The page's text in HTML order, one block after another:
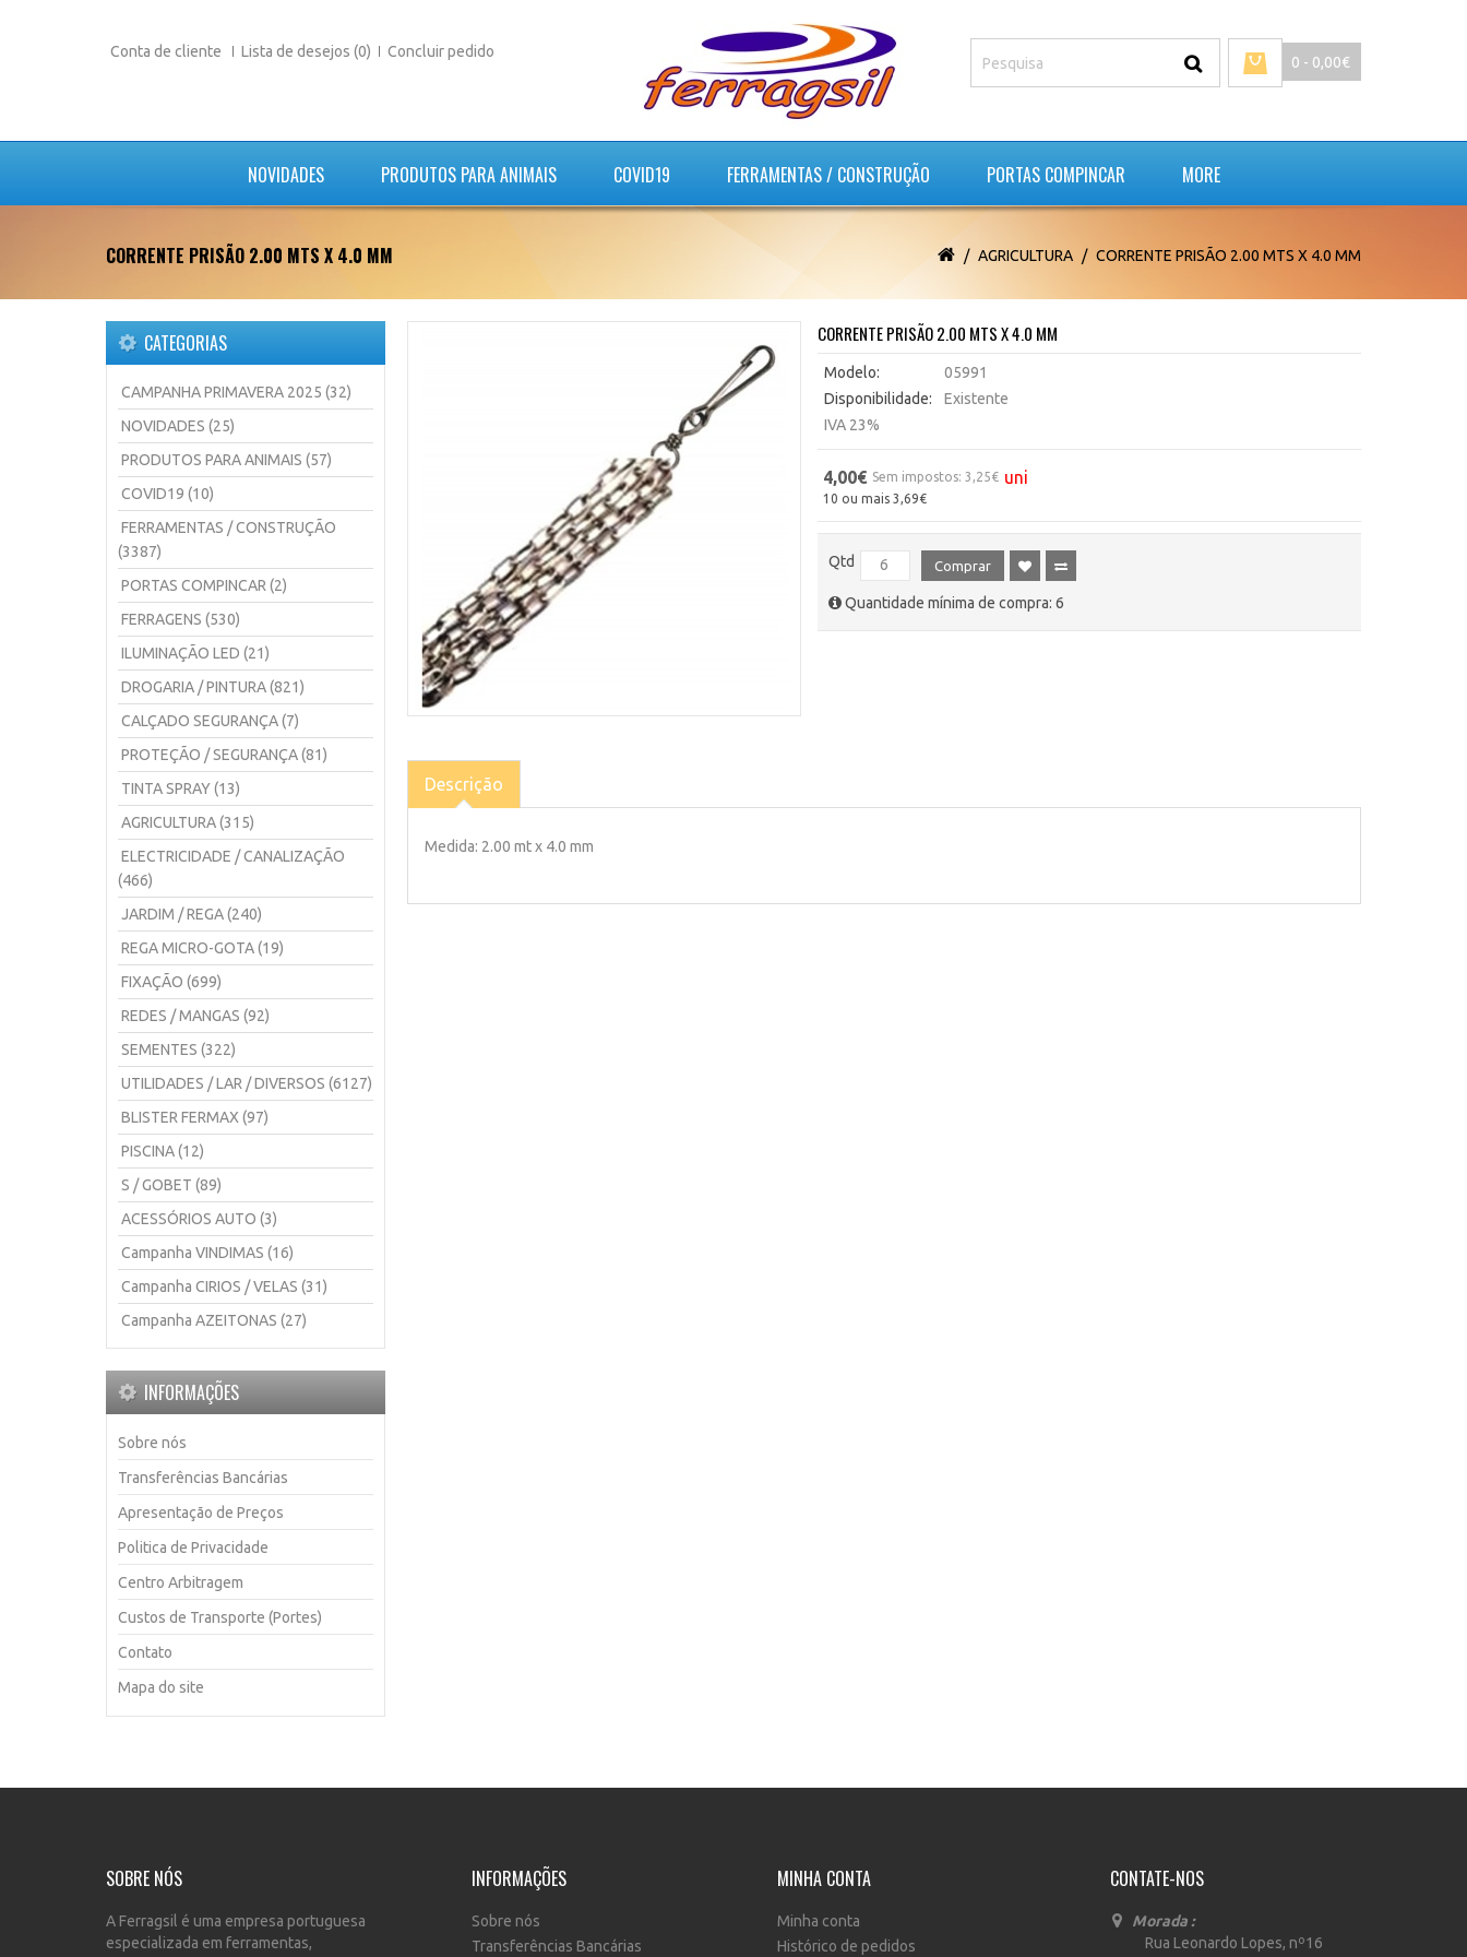
Conta de cliente Lista de desejos (0) Concluir pedido
0 - 0,00€
NOVIDADES PRODUTOS PARA ANIMAIS COVID19 FERRAMENTAS / CONSTRUÇÃO PORTAS COMPINCAR MORE
CORRENTE PRISÃO 2.00 MTS X 4.0 MM AGRICULTURA CORRENTE PRISÃO 2.00 MTS X 4.0 MM
CATEGORIAS
CAMPANHA PRIMAVERA 2025 (32)
NOVIDADES (25)
PRODUTOS PARA ANIMAIS (57)
COVID19 (10)
FERRAMENTAS / CONSTRUÇÃO
(3387)
PORTAS COMPINCAR (2)
FERRAGENS (530)
ILUMINAÇÃO LED (21)
DROGARIA / PINTURA (821)
CALÇADO SEGURANÇA (7)
PROTEÇÃO / SEGURANÇA (81)
TINTA SPRAY (13)
AGRICULTURA (315)
ELECTRICIDADE / CANALIZAÇÃO
(466)
JARDIM / REGA (240)
REGA MICRO-GOTA (19)
FIXAÇÃO (699)
REDES / MANGAS (92)
SEMENTES (322)
UTILIDADES / LAR / DIVERSOS (6127)
BLISTER FERMAX (97)
PISCINA (12)
S / GOBET (89)
ACESSÓRIOS AUTO (3)
Campanha VINDIMAS (16)
Campanha CIRIOS / VELAS (31)
Campanha AZEITONAS (27)
INFORMAÇÕES
Sobre nós
Transferências Bancárias
Apresentação de Preços
Politica de Privacidade
Centro Arbitragem
Custos de Transporte (Portes)
Contato
Mapa do site
CORRENTE PRISÃO 2.00 MTS X 4.0 MM
Modelo:
05991
Disponibilidade:
Existente
IVA 23%
4,00€ Sem impostos: 3,25€ uni
10 ou mais 3,69€
Qtd Comprar
Quantidade mínima de compra: 6
Descrição
Medida: 2.00 mt x 4.0 mm
SOBRE NÓS
A Ferragsil é uma empresa portuguesa
especializada em ferramentas,
INFORMAÇÕES
Sobre nós
Transferências Bancárias
MINHA CONTA
Minha conta
Histórico de pedidos
CONTATE-NOS
Morada :
Rua Leonardo Lopes, nº16